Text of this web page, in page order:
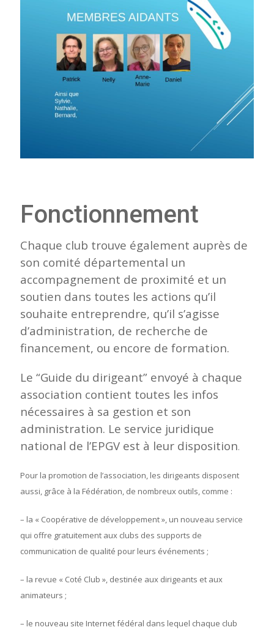
Fonctionnement
Chaque club trouve également auprès de
son comité départemental un
accompagnement de proximité et un
soutien dans toutes les actions qu’il
souhaite entreprendre, qu’il s’agisse
d’administration, de recherche de
financement, ou encore de formation.
Le “Guide du dirigeant” envoyé à chaque
association contient toutes les infos
nécessaires à sa gestion et son
administration. Le service juridique
national de l’EPGV est à leur disposition.
Pour la promotion de l’association, les dirigeants disposent
aussi, grâce à la Fédération, de nombreux outils, comme :
– la « Coopérative de développement », un nouveau service
qui offre gratuitement aux clubs des supports de
communication de qualité pour leurs événements ;
– la revue « Coté Club », destinée aux dirigeants et aux
animateurs ;
– le nouveau site Internet fédéral dans lequel chaque club